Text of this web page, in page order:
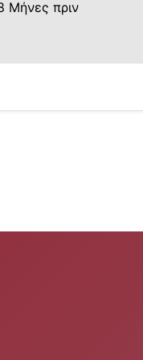
Μήνες πριν